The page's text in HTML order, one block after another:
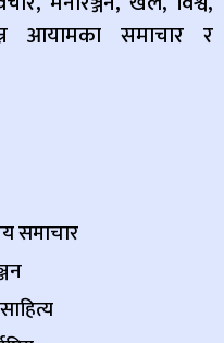
आयामका समाचार र
समाचार